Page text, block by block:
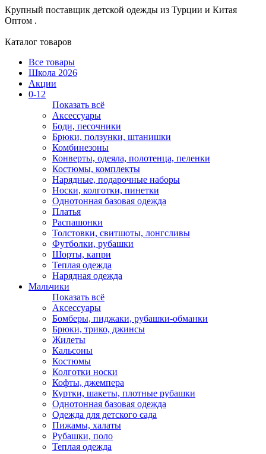
Крупный поставщик детской одежды из Турции и Китая
Оптом .
Каталог товаров
Все товары
Школа 2026
Акции
0-12
Показать всё
Аксессуары
Боди, песочники
Брюки, ползунки, штанишки
Комбинезоны
Конверты, одеяла, полотенца, пеленки
Костюмы, комплекты
Нарядные, подарочные наборы
Носки, колготки, пинетки
Однотонная базовая одежда
Платья
Распашонки
Толстовки, свитшоты, лонгсливы
Футболки, рубашки
Шорты, капри
Теплая одежда
Нарядная одежда
Мальчики
Показать всё
Аксессуары
Бомберы, пиджаки, рубашки-обманки
Брюки, трико, джинсы
Жилеты
Кальсоны
Костюмы
Колготки носки
Кофты, джемпера
Куртки, шакеты, плотные рубашки
Однотонная базовая одежда
Одежда для детского сада
Пижамы, халаты
Рубашки, поло
Теплая одежда